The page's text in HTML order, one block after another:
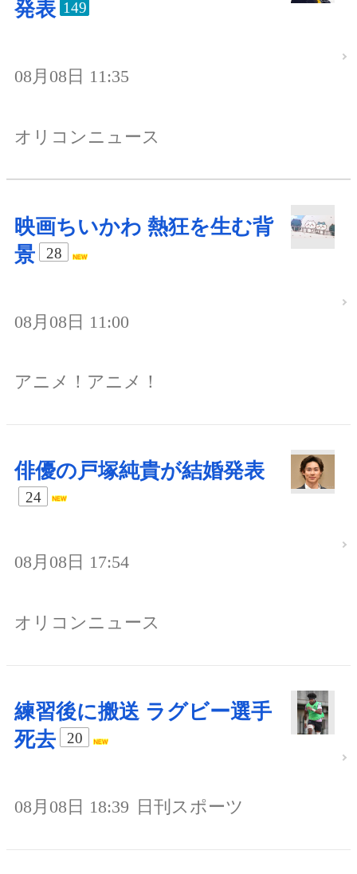
発表 149
08月08日 11:35
オリコンニュース
映画ちいかわ 熱狂を生む背
景
28
08月08日 11:00
アニメ！アニメ！
俳優の戸塚純貴が結婚発表
24
08月08日 17:54
オリコンニュース
練習後に搬送 ラグビー選手
死去
20
08月08日 18:39 日刊スポーツ